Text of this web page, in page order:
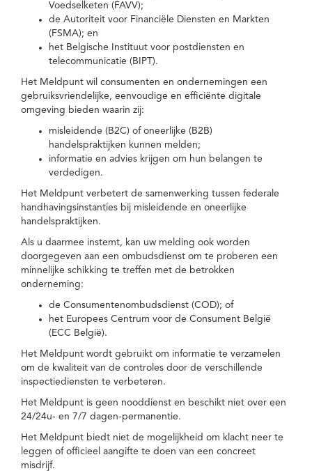
Voedselketen (FAVV);
de Autoriteit voor Financiële Diensten en Markten
(FSMA); en
het Belgische Instituut voor postdiensten en
telecommunicatie (BIPT).
Het Meldpunt wil consumenten en ondernemingen een
gebruiksvriendelijke, eenvoudige en efficiënte digitale
omgeving bieden waarin zij:
misleidende (B2C) of oneerlijke (B2B)
handelspraktijken kunnen melden;
informatie en advies krijgen om hun belangen te
verdedigen.
Het Meldpunt verbetert de samenwerking tussen federale
handhavingsinstanties bij misleidende en oneerlijke
handelspraktijken.
Als u daarmee instemt, kan uw melding ook worden
doorgegeven aan een ombudsdienst om te proberen een
minnelijke schikking te treffen met de betrokken
onderneming:
de Consumentenombudsdienst (COD); of
het Europees Centrum voor de Consument België
(ECC België).
Het Meldpunt wordt gebruikt om informatie te verzamelen
om de kwaliteit van de controles door de verschillende
inspectiediensten te verbeteren.
Het Meldpunt is geen nooddienst en beschikt niet over een
24/24u- en 7/7 dagen-permanentie.
Het Meldpunt biedt niet de mogelijkheid om klacht neer te
leggen of officieel aangifte te doen van een concreet
misdrijf.